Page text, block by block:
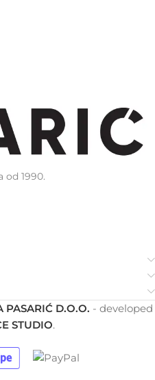
od 1990.
D.O.O. - developed
STUDIO.